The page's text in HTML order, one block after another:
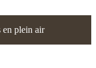
en plein air